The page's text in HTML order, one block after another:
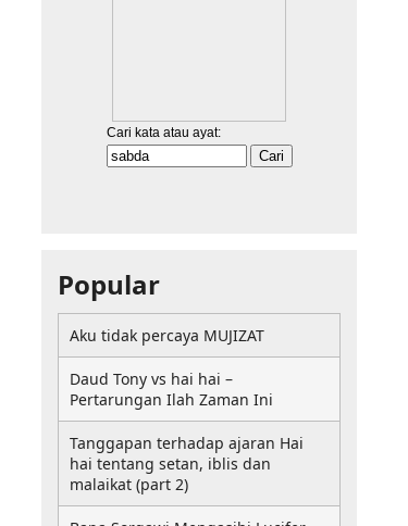
Popular
Aku tidak percaya MUJIZAT
Daud Tony vs hai hai –
Pertarungan Ilah Zaman Ini
Tanggapan terhadap ajaran Hai
hai tentang setan, iblis dan
malaikat (part 2)